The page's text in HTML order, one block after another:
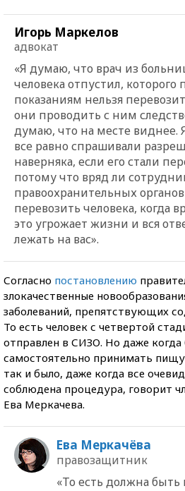
Игорь Маркелов
адвокат
«Я думаю, что врач из
человека отпустил,
показаниям нельзя
они проводить с ним
думаю, что на месте виднее.
все равно спрашивали
наверняка, если его стали
потому что вряд ли
правоохранительных
перевозить человека, когда
это угрожает жизни и вся
лежать на вас».
Согласно постановлению
злокачественные
заболеваний, препятствующих
То есть человек с четвертой
отправлен в СИЗО. Но даже
самостоятельно принимать
так и было, даже когда все
соблюдена процедура, говорит
Ева Меркачева.
Ева Меркачёва
правозащитник
«То есть должна быть